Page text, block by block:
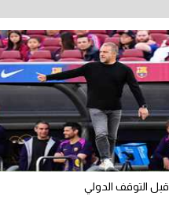
التوقف الدولي